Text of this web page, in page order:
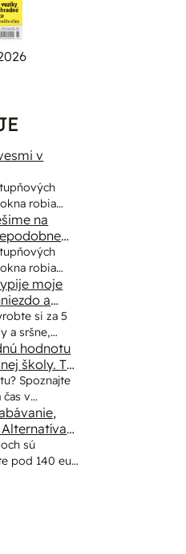
robia
pár eur?
v
robia
pár eur?
na
na
kus.
si za 5
a sršne,
moje
a
pritiahne
Spoznajte
v
hodnotu
školy. To
40 Mpa a
tomu
sú
pod 140 eur